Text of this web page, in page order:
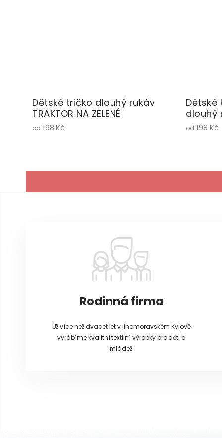
Dětské tričko dlouhý rukáv
TRAKTOR NA ZELENÉ
od 198 Kč
Dětské
dlouhý
od 198 Kč
Rodinná firma
Už více než dvacet let v jihomoravském Kyjově
vyrábíme kvalitní textilní výrobky pro děti a
mládež.